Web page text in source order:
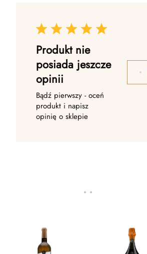
Produkt nie
posiada jeszcze
opinii
Bądź pierwszy - oceń
produkt i napisz
opinię o sklepie